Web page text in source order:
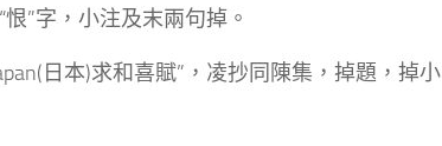
恨”字，小注及末兩句掉。
日本)求和喜賦”，凌抄同陳集，掉題，掉小